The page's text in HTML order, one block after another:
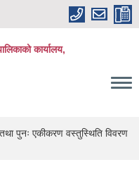
कार्यालय,
पुनः एकीकरण वस्तुस्थिति विवरण